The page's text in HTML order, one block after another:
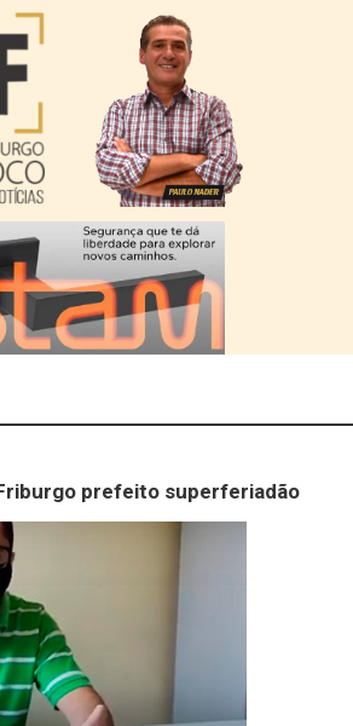
prefeito superferiadão